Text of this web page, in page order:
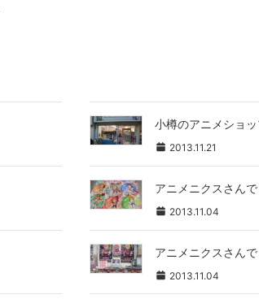
小樽のアニメショ
2013.11.21
アニメニクスさんで
2013.11.04
アニメニクスさんで
2013.11.04